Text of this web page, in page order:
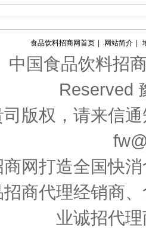
食品饮料招商网首页 网站简介
中国食品饮料招
Reserved
版权，请来信
网打造全国快
商代理经销商
业诚招代